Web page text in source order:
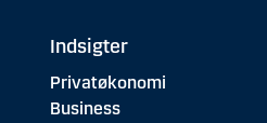
Indsigter
Privatøkonomi
Business